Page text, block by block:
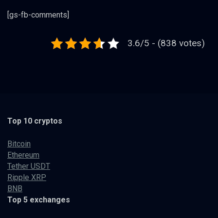
[gs-fb-comments]
3.6/5 - (838 votes)
Top 10 cryptos
Bitcoin
Ethereum
Tether USDT
Ripple XRP
BNB
Top 5 exchanges